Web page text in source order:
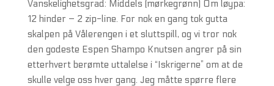
Vanskelighetsgrad: Middels (mørkegrønn) Om løypa:
12 hinder – 2 zip-line. For nok en gang tok gutta
skalpen på Vålerengen i et sluttspill, og vi tror nok
den godeste Espen Shampo Knutsen angrer på sin
etterhvert berømte uttalelse i “Iskrigerne” om at de
skulle velge oss hver gang. Jeg måtte spørre flere